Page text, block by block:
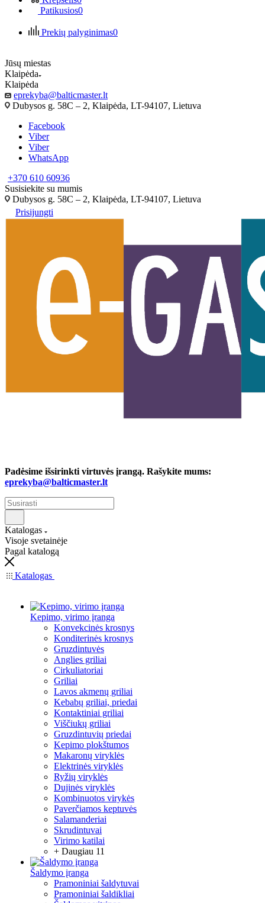
Patikusios0
Prekių palyginimas0
Jūsų miestas
Klaipėda
Klaipėda
eprekyba@balticmaster.lt
Dubysos g. 58C – 2, Klaipėda, LT-94107, Lietuva
Facebook
Viber
Viber
WhatsApp
+370 610 60936
Susisiekite su mumis
Dubysos g. 58C – 2, Klaipėda, LT-94107, Lietuva
Prisijungti
Padėsime išsirinkti virtuvės įrangą. Rašykite mums:
eprekyba@balticmaster.lt
Katalogas
Visoje svetainėje
Pagal katalogą
Katalogas
Kepimo, virimo įranga
Konvekcinės krosnys
Konditerinės krosnys
Gruzdintuvės
Anglies griliai
Cirkuliatoriai
Griliai
Lavos akmenų griliai
Kebabų griliai, priedai
Kontaktiniai griliai
Viščiukų griliai
Gruzdintuvių priedai
Kepimo plokštumos
Makaronų viryklės
Elektrinės viryklės
Ryžių viryklės
Dujinės viryklės
Kombinuotos virykės
Paverčiamos keptuvės
Salamanderiai
Skrudintuvai
Virimo katilai
+ Daugiau 11
Šaldymo įranga
Pramoniniai šaldytuvai
Pramoniniai šaldikliai